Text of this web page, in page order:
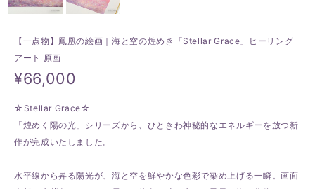
【一点物】鳳凰の絵画｜海と空の煌めき「Stellar Grace」ヒーリング
アート 原画
¥66,000
☆Stellar Grace☆
「煌めく陽の光」シリーズから、ひときわ神秘的なエネルギーを放つ新
作が完成いたしました。
水平線から昇る陽光が、海と空を鮮やかな色彩で染め上げる一瞬。画面